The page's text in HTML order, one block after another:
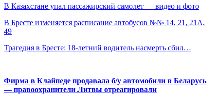
В Казахстане упал пассажирский самолет — видео и фото
В Бресте изменяется расписание автобусов №№ 14, 21, 21А,
49
Трагедия в Бресте: 18-летний водитель насмерть сбил…
Фирма в Клайпеде продавала б/у автомобили в Беларусь
— правоохранители Литвы отреагировали